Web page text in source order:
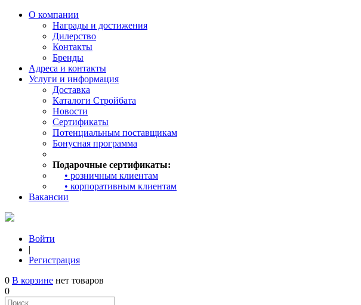
О компании
Награды и достижения
Дилерство
Контакты
Бренды
Адреса и контакты
Услуги и информация
Доставка
Каталоги Стройбата
Новости
Сертификаты
Потенциальным поставщикам
Бонусная программа
Подарочные сертификаты:
• розничным клиентам
• корпоративным клиентам
Вакансии
Войти
|
Регистрация
0 В корзине нет товаров
0